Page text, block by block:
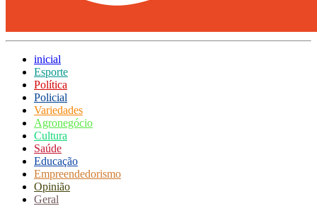
inicial
Esporte
Política
Policial
Variedades
Agronegócio
Cultura
Saúde
Educação
Empreendedorismo
Opinião
Geral